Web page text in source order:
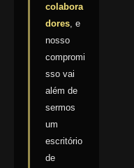
colabora
dores , e
nosso
compromi
sso vai
além de
sermos
um
escritório
de